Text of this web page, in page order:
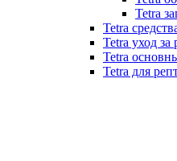
Tetra
Tetra
Tetra уход за
Tetra
Tetra для